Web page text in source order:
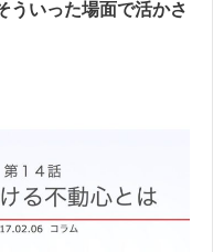
ういった場面で活かさ